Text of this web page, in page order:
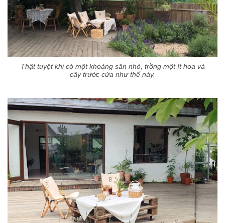
Thật tuyệt khi có một khoảng sân nhỏ, trồng một ít hoa và
cây trước cửa như thế này.